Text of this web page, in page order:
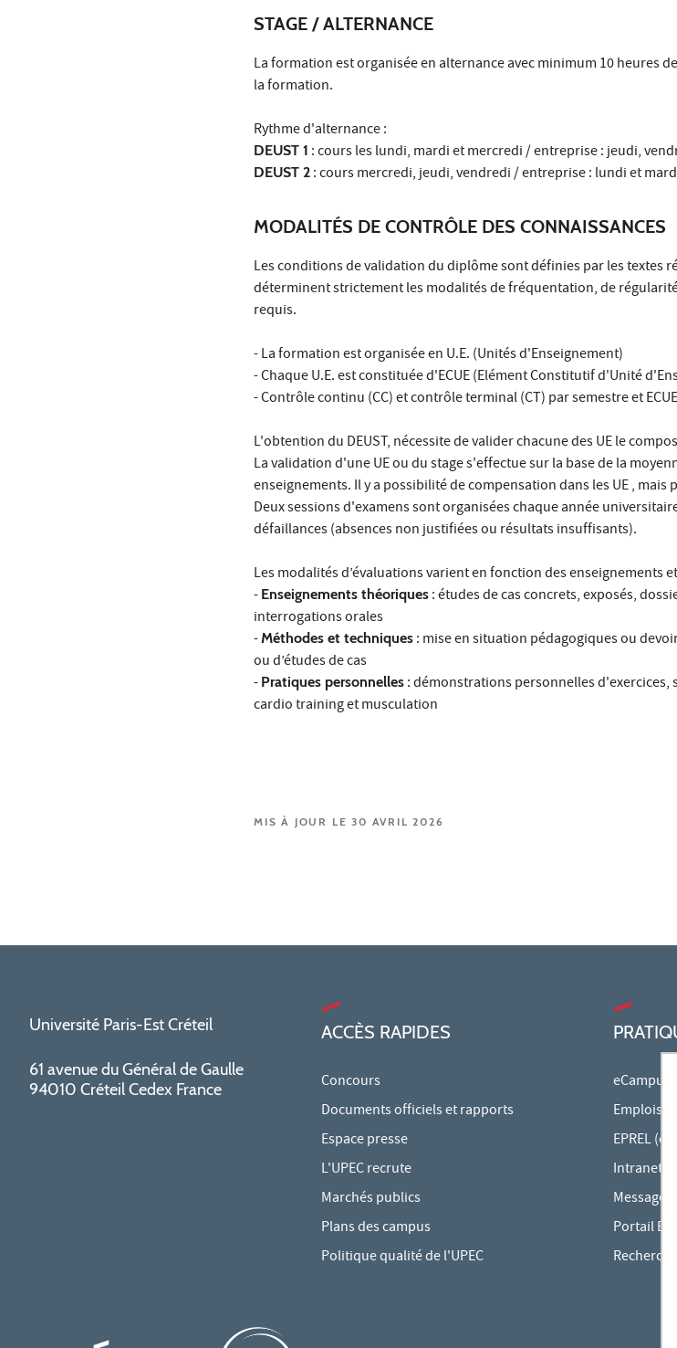
STAGE / ALTERNANCE
La formation est organisée en alternance avec minimum 10 heures
la formation.
Rythme d'alternance :
DEUST 1 : cours les lundi, mardi et mercredi / entreprise : jeudi,
DEUST 2 : cours mercredi, jeudi, vendredi / entreprise : lundi et
MODALITÉS DE CONTRÔLE DES CONNAISSANCES
Les conditions de validation du diplôme sont définies par les textes
déterminent strictement les modalités de fréquentation, de
requis.
- La formation est organisée en U.E. (Unités d'Enseignement)
- Chaque U.E. est constituée d'ECUE (Elément Constitutif d'Unité
- Contrôle continu (CC) et contrôle terminal (CT) par semestre et ECUE
L'obtention du DEUST, nécessite de valider chacune des UE le
La validation d'une UE ou du stage s'effectue sur la base de la
enseignements. Il y a possibilité de compensation dans les UE , mais
Deux sessions d'examens sont organisées chaque année
défaillances (absences non justifiées ou résultats insuffisants).
Les modalités d’évaluations varient en fonction des enseignements
- Enseignements théoriques : études de cas concrets, exposés,
interrogations orales
-Méthodes et techniques : mise en situation pédagogiques ou
ou d’études de cas
- Pratiques personnelles : démonstrations personnelles d'exercices,
cardio training et musculation
MIS À JOUR LE 30 AVRIL 2026
Université Paris-Est Créteil
61 avenue du Général de Gaulle
94010 Créteil Cedex France
ACCÈS RAPIDES
Concours
Documents officiels et rapports
Espace presse
L'UPEC recrute
Marchés publics
Plans des campus
Politique qualité de l'UPEC
eCampus
Emplois
EPREL
Intranet
Portail Bu